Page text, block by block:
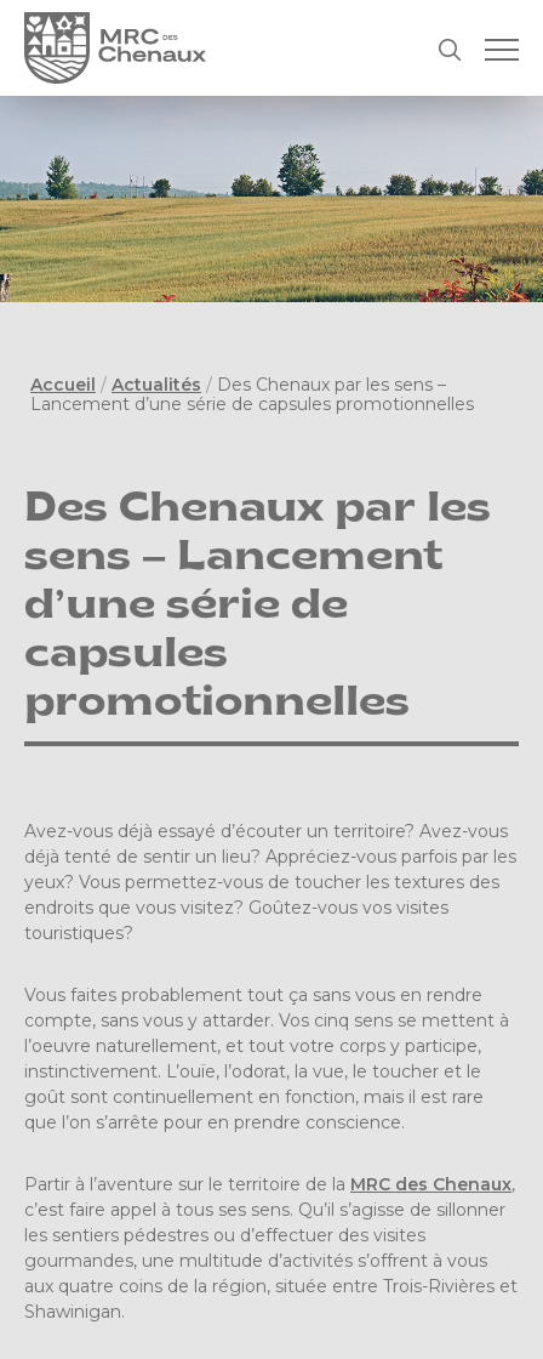
Accueil / Actualités / Des Chenaux par les sens –
Lancement d’une série de capsules promotionnelles
Des Chenaux par les
sens – Lancement
d’une série de
capsules
promotionnelles
Avez-vous déjà essayé d’écouter un territoire? Avez-vous
déjà tenté de sentir un lieu? Appréciez-vous parfois par les
yeux? Vous permettez-vous de toucher les textures des
endroits que vous visitez? Goûtez-vous vos visites
touristiques?
Vous faites probablement tout ça sans vous en rendre
compte, sans vous y attarder. Vos cinq sens se mettent à
l’oeuvre naturellement, et tout votre corps y participe,
instinctivement. L’ouïe, l’odorat, la vue, le toucher et le
goût sont continuellement en fonction, mais il est rare
que l’on s’arrête pour en prendre conscience.
Partir à l’aventure sur le territoire de la MRC des Chenaux,
c’est faire appel à tous ses sens. Qu’il s’agisse de sillonner
les sentiers pédestres ou d’effectuer des visites
gourmandes, une multitude d’activités s’offrent à vous
aux quatre coins de la région, située entre Trois-Rivières et
Shawinigan.